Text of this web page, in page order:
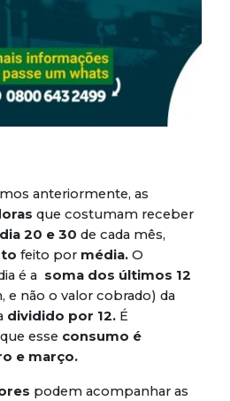
anteriormente, as
que costumam receber
20 e 30 de cada mês,
feito por média. O
é a soma dos últimos 12
e não o valor cobrado) da
dividido por 12. É
esse consumo é
e março.
podem acompanhar as